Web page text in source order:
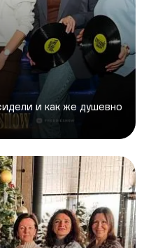
и как же душевно